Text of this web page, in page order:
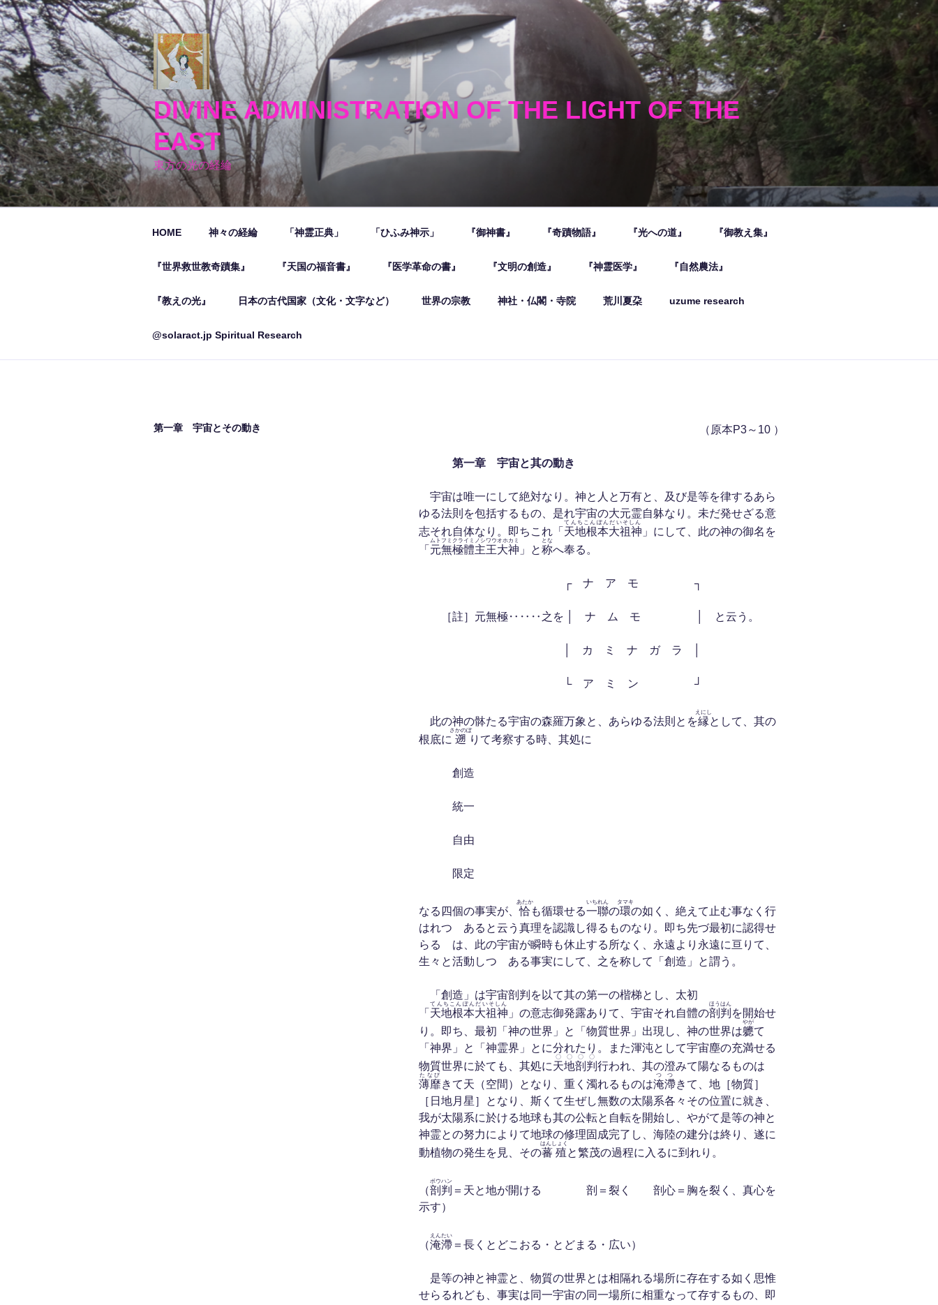
コ
ン
テ
ン
ツ
へ
ス
キ
ッ
プ
DIVINE ADMINISTRATION OF THE LIGHT OF THE
EAST
東方の光の経綸
HOME 神々の経綸 「神霊正典」 「ひふみ神示」 『御神書』 『奇蹟物語』 『光への道』 『御教え集』
『世界救世教奇蹟集』 『天国の福音書』 『医学革命の書』 『文明の創造』 『神霊医学』 『自然農法』
『教えの光』 日本の古代国家（文化・文字など） 世界の宗教 神社・仏閣・寺院 荒川夏朶 uzume research
@solaract.jp Spiritual Research
第一章 宇宙とその動き （原本P3～10 ）
第一章 宇宙と其の動き
宇宙は唯一にして絶対なり。神と人と万有と、及び是等を律するあら
ゆる法則を包括するもの、是れ宇宙の大元霊自躰なり。未だ発せざる意
志それ自体なり。即ちこれ「 天地根本大祖神
てんちこんぽんだいそしん
」にして、此の神の御名を
「 元無極體
ムトフミクライミ
主
ノシ
王
ワウ
大神
オホカミ
」と称
とな
へ奉る。
┌ ナ ア モ ┐
［註］元無極‥‥‥之を │ ナ ム モ │ と云う。
│ カ ミ ナ ガ ラ │
└ ア ミ ン ┘
此の神の骵たる宇宙の森羅万象と、あらゆる法則とを縁
えにし
として、其の
根底に 遡
さかのぼ
りて考察する時、其処に
創造
統一
自由
限定
なる四個の事実が、恰
あたか
も循環せる一聯
いちれん
の環
タマキ
の如く、絶えて止む事なく行
はれつゝあると云う真理を認識し得るものなり。即ち先づ最初に認得せ
らるゝは、此の宇宙が瞬時も休止する所なく、永遠より永遠に亘りて、
生々と活動しつゝある事実にして、之を称して「創造」と謂う。
「創造」は宇宙剖判を以て其の第一の楷梯とし、太初
「 天地根本大祖神
てんちこんぽんだいそしん
」の意志御発露ありて、宇宙それ自體の剖判
ほうはん
を開始せ
り。即ち、最初「神の世界」と「物質世界」出現し、神の世界は軈
やが
て
「神界」と「神霊界」とに分れたり。また渾沌として宇宙塵の充満せる
物質世界に於ても、其処に天地剖判
〇〇〇〇
行われ、其の澄みて陽なるものは
薄靡
たなび
きて天（空間）となり、重く濁れるものは淹滯
つつ
きて、地［物質］
［日地月星］となり、斯くて生ぜし無数の太陽系各々その位置に就き、
我が太陽系に於ける地球も其の公転と自転を開始し、やがて是等の神と
神霊との努力によりて地球の修理固成完了し、海陸の建分は終り、遂に
動植物の発生を見、その蕃殖
はんしょく
と繁茂の過程に入るに到れり。
（剖判
ボウハン
＝天と地が開ける 剖＝裂く 剖心＝胸を裂く、真心を
示す）
（淹滯
えんたい
＝長くとどこおる・とどまる・広い）
是等の神と神霊と、物質の世界とは相隔れる場所に存在する如く思惟
せらるれども、事実は同一宇宙の同一場所に相重なって存するもの、即